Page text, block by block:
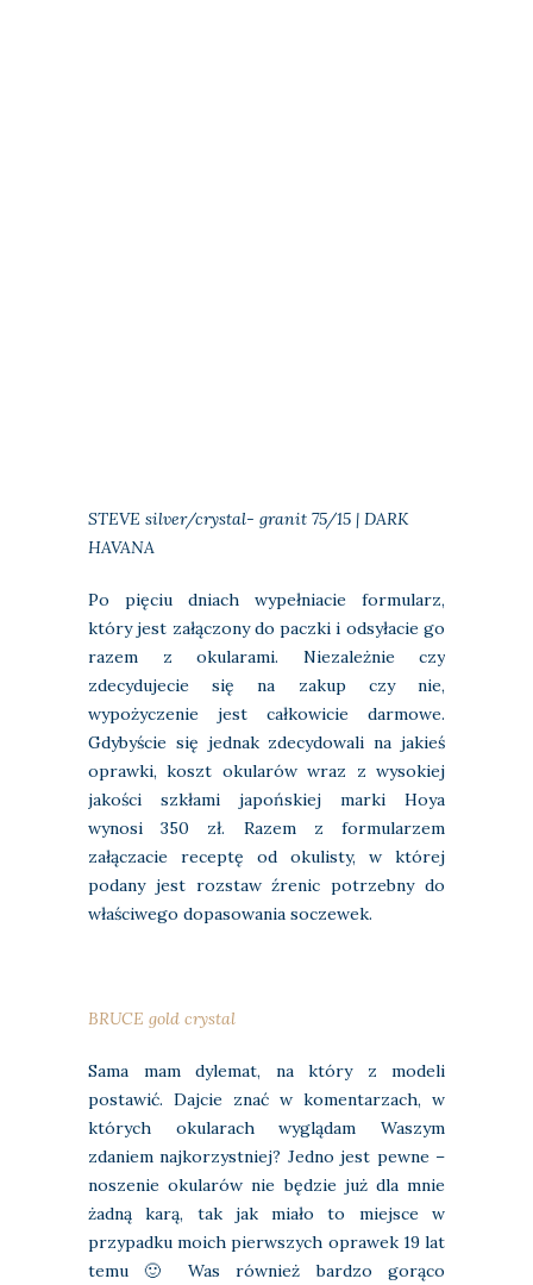
STEVE silver/crystal- granit 75/15 | DARK
HAVANA
Po pięciu dniach wypełniacie formularz,
który jest załączony do paczki i odsyłacie go
razem z okularami. Niezależnie czy
zdecydujecie się na zakup czy nie,
wypożyczenie jest całkowicie darmowe.
Gdybyście się jednak zdecydowali na jakieś
oprawki, koszt okularów wraz z wysokiej
jakości szkłami japońskiej marki Hoya
wynosi 350 zł. Razem z formularzem
załączacie receptę od okulisty, w której
podany jest rozstaw źrenic potrzebny do
właściwego dopasowania soczewek.
BRUCE gold crystal
Sama mam dylemat, na który z modeli
postawić. Dajcie znać w komentarzach, w
których okularach wyglądam Waszym
zdaniem najkorzystniej? Jedno jest pewne –
noszenie okularów nie będzie już dla mnie
żadną karą, tak jak miało to miejsce w
przypadku moich pierwszych oprawek 19 lat
temu 🙂 Was również bardzo gorąco